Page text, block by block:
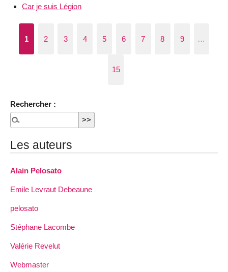
Car je suis Légion
1 2 3 4 5 6 7 8 9 …
15
Rechercher :
Les auteurs
Alain Pelosato
Emile Levraut Debeaune
pelosato
Stéphane Lacombe
Valérie Revelut
Webmaster